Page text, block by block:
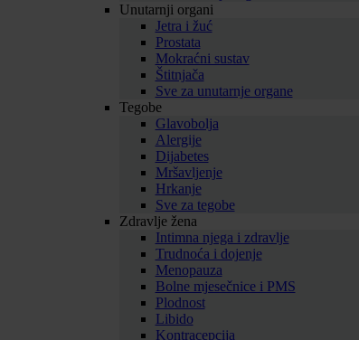
Unutarnji organi
Jetra i žuć
Prostata
Mokraćni sustav
Štitnjača
Sve za unutarnje organe
Tegobe
Glavobolja
Alergije
Dijabetes
Mršavljenje
Hrkanje
Sve za tegobe
Zdravlje žena
Intimna njega i zdravlje
Trudnoća i dojenje
Menopauza
Bolne mjesečnice i PMS
Plodnost
Libido
Kontracepcija